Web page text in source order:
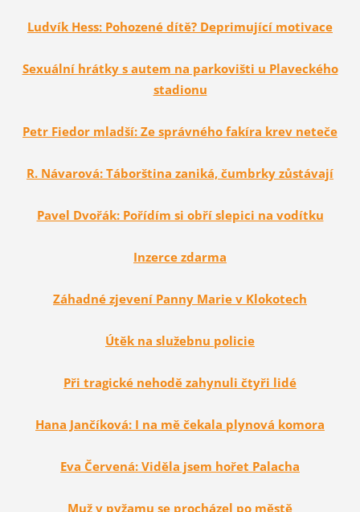
Ludvík Hess: Pohozené dítě? Deprimující motivace
Sexuální hrátky s autem na parkovišti u Plaveckého
stadionu
Petr Fiedor mladší: Ze správného fakíra krev neteče
R. Návarová: Táborština zaniká, čumbrky zůstávají
Pavel Dvořák: Pořídím si obří slepici na vodítku
Inzerce zdarma
Záhadné zjevení Panny Marie v Klokotech
Útěk na služebnu policie
Při tragické nehodě zahynuli čtyři lidé
Hana Jančíková: I na mě čekala plynová komora
Eva Červená: Viděla jsem hořet Palacha
Muž v pyžamu se procházel po městě